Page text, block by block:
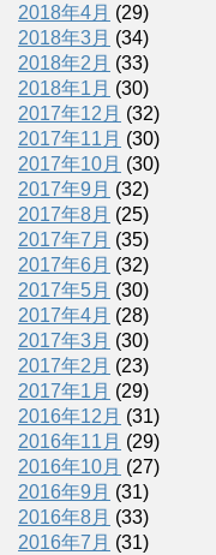
2018年4月 (29)
2018年3月 (34)
2018年2月 (33)
2018年1月 (30)
2017年12月 (32)
2017年11月 (30)
2017年10月 (30)
2017年9月 (32)
2017年8月 (25)
2017年7月 (35)
2017年6月 (32)
2017年5月 (30)
2017年4月 (28)
2017年3月 (30)
2017年2月 (23)
2017年1月 (29)
2016年12月 (31)
2016年11月 (29)
2016年10月 (27)
2016年9月 (31)
2016年8月 (33)
2016年7月 (31)